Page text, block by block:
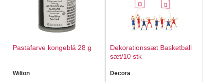
Pastafarve kongeblå 28 g
Wilton
Dekorationssæt Basketball
sæt/10 stk
Decora